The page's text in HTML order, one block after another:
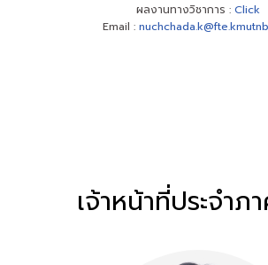
ผลงานทางวิชาการ : Click
Email :
เจ้าหน้าที่ประจำภ